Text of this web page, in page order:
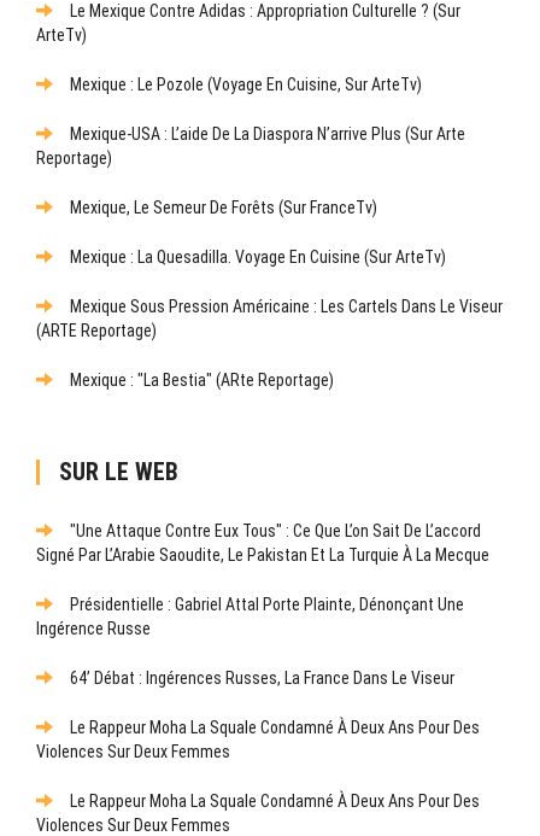
Le Mexique Contre Adidas : Appropriation Culturelle ? (sur
ArteTv)
Mexique : Le Pozole (Voyage En Cuisine, Sur ArteTv)
Mexique-USA : L’aide De La Diaspora N’arrive Plus (sur Arte
Reportage)
Mexique, Le Semeur De Forêts (sur FranceTv)
Mexique : La Quesadilla. Voyage En Cuisine (sur ArteTv)
Mexique Sous Pression Américaine : Les Cartels Dans Le Viseur
(ARTE Reportage)
Mexique : "La Bestia" (ARte Reportage)
SUR LE WEB
"Une Attaque Contre Eux Tous" : Ce Que L’on Sait De L’accord
Signé Par L’Arabie Saoudite, Le Pakistan Et La Turquie À La Mecque
Présidentielle : Gabriel Attal Porte Plainte, Dénonçant Une
Ingérence Russe
64’ Débat : Ingérences Russes, La France Dans Le Viseur
Le Rappeur Moha La Squale Condamné À Deux Ans Pour Des
Violences Sur Deux Femmes
Le Rappeur Moha La Squale Condamné À Deux Ans Pour Des
Violences Sur Deux Femmes